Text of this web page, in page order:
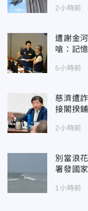
2小時前
遭謝金
嗆：記
5小時前
慈濟遭
接閣揆
2小時前
別當浪
署發國
1小時前